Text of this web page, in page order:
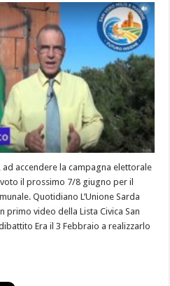
ad accendere la campagna elettorale
il prossimo 7/8 giugno per il
Quotidiano L’Unione Sarda
primo video della Lista Civica San
Era il 3 Febbraio a realizzarlo